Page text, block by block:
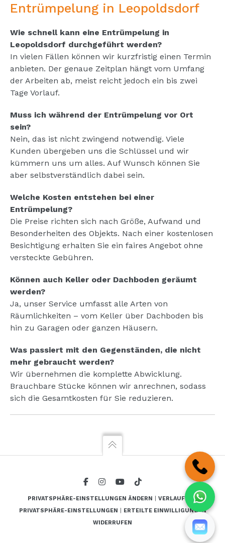
Entrümpelung in Leopoldsdorf
Wie schnell kann eine Entrümpelung in
Leopoldsdorf durchgeführt werden?
In vielen Fällen können wir kurzfristig einen Termin
anbieten. Der genaue Zeitplan hängt vom Umfang
der Arbeiten ab, meist reicht jedoch ein bis zwei
Tage Vorlauf.
Muss ich während der Entrümpelung vor Ort
sein?
Nein, das ist nicht zwingend notwendig. Viele
Kunden übergeben uns die Schlüssel und wir
kümmern uns um alles. Auf Wunsch können Sie
aber selbstverständlich dabei sein.
Welche Kosten entstehen bei einer
Entrümpelung?
Die Preise richten sich nach Größe, Aufwand und
Besonderheiten des Objekts. Nach einer kostenlosen
Besichtigung erhalten Sie ein faires Angebot ohne
versteckte Gebühren.
Können auch Keller oder Dachboden geräumt
werden?
Ja, unser Service umfasst alle Arten von
Räumlichkeiten – vom Keller über Dachboden bis
hin zu Garagen oder ganzen Häusern.
Was passiert mit den Gegenständen, die nicht
mehr gebraucht werden?
Wir übernehmen die komplette Abwicklung.
Brauchbare Stücke können wir anrechnen, sodass
sich die Gesamtkosten für Sie reduzieren.
PRIVATSPHÄRE-EINSTELLUNGEN ÄNDERN
VERLAUF DER
PRIVATSPHÄRE-EINSTELLUNGEN
ERTEILTE EINWILLIGUNGEN
WIDERRUFEN